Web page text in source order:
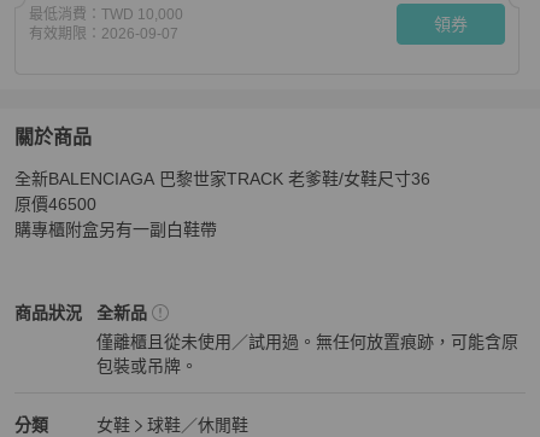
最低消費： TWD 10,000
有效期限： 2026-09-07 領券
關於商品
關於全新BALENCIAGA 巴黎世家TRACK 老爹鞋/女鞋尺寸36
全新BALENCIAGA 巴黎世家TRACK 老爹鞋/女鞋尺寸36
原價46500
購專櫃附盒另有一副白鞋帶
商品狀況
Balenciaga女鞋商品狀態與細節
全新品
僅離櫃且從未使用／試用過。無任何放置痕跡，可能含原
包裝或吊牌。
分類
Balenciaga 女鞋 分類資訊
女鞋
球鞋／休閒鞋